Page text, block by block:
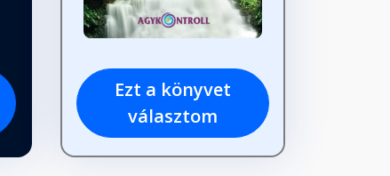
Ezt a könyvet
választom